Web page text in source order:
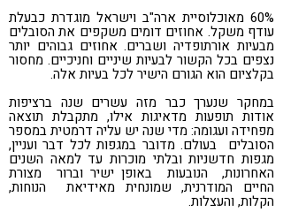
60% מאוכלוסיית ארה"ב וישראל מוגדרת כבעלת
עודף משקל. אחוזים דומים משקפים את הסובלים
מבעיות אורתופדיה ושברים. אחוזים גבוהים יותר
נצפים בכל הקשור לבעיות שיניים וחניכיים. מחסור
בקלציום הוא הגורם הישיר לכל בעיות אלה.
במחקר שנערך כבר מזה עשרים שנה ברציפות
אודות תופעות מדאיגות אילו, מתקבלת תוצאה
מפחידה ועגומה: מדי שנה יש עליה דרמטית במספר
הסובלים בעולם. מדובר במגפות לכל דבר ועניין,
מגפות חדשניות ובלתי מוכרות עד למאה השנים
האחרונות, הנובעות באופן ישיר וברור מצורת
החיים המודרנית, שמונחית מאידיאת הנוחות,
הקלות, והעצלות.